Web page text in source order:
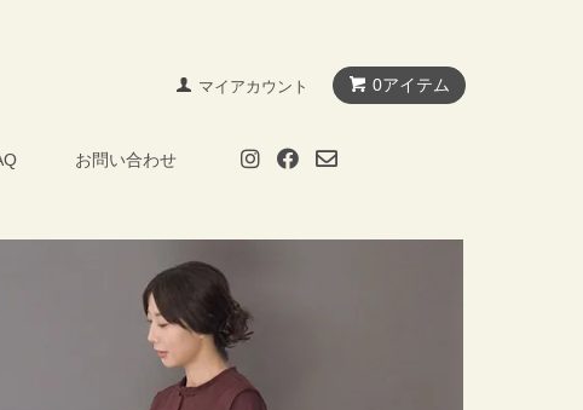
0アイテム
マイアカウント
お問い合わせ